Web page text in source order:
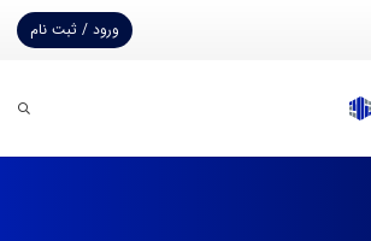
ورود / ثبت نام